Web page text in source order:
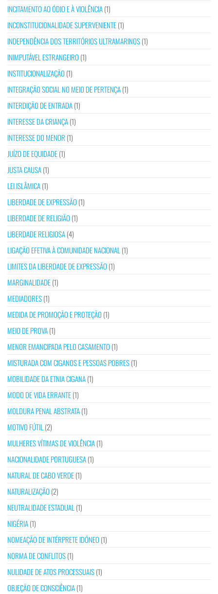
INCITAMENTO AO ÓDIO E À VIOLÊNCIA(1)
INCONSTITUCIONALIDADE SUPERVENIENTE(1)
INDEPENDÊNCIA DOS TERRITÓRIOS ULTRAMARINOS(1)
INIMPUTÁVEL ESTRANGEIRO (1)
INSTITUCIONALIZAÇÃO (1)
INTEGRAÇÃO SOCIAL NO MEIO DE PERTENÇA(1)
INTERDIÇÃO DE ENTRADA(1)
INTERESSE DA CRIANÇA(1)
INTERESSE DO MENOR (1)
JUÍZO DE EQUIDADE(1)
JUSTA CAUSA(1)
LEI ISLÂMICA(1)
LIBERDADE DE EXPRESSÃO (1)
LIBERDADE DE RELIGIÃO (1)
LIBERDADE RELIGIOSA(4)
LIGAÇÃO EFETIVA À COMUNIDADE NACIONAL (1)
LIMITES DA LIBERDADE DE EXPRESSÃO (1)
MARGINALIDADE(1)
MEDIADORES(1)
MEDIDA DE PROMOÇÃO E PROTEÇÃO (1)
MEIO DE PROVA(1)
MENOR EMANCIPADA PELO CASAMENTO (1)
MISTURADA COM CIGANOS E PESSOAS POBRES(1)
MOBILIDADE DA ETNIA CIGANA(1)
MODO DE VIDA ERRANTE(1)
MOLDURA PENAL ABSTRATA(1)
MOTIVO FÚTIL (2)
MULHERES VÍTIMAS DE VIOLÊNCIA(1)
NACIONALIDADE PORTUGUESA(1)
NATURAL DE CABO VERDE(1)
NATURALIZAÇÃO (2)
NEUTRALIDADE ESTADUAL (1)
NIGÉRIA(1)
NOMEAÇÃO DE INTÉRPRETE IDÓNEO (1)
NORMA DE CONFLITOS(1)
NULIDADE DE ATOS PROCESSUAIS(1)
OBJEÇÃO DE CONSCIÊNCIA(1)